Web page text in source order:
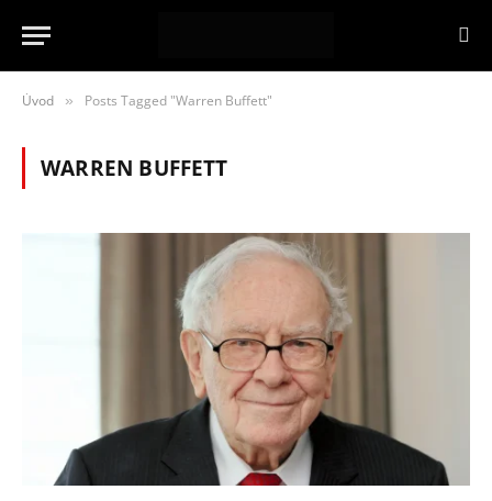
Úvod » Posts Tagged "Warren Buffett"
WARREN BUFFETT